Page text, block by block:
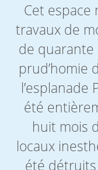
Cet espace
travaux de
de quarante
prud’homie
l’esplanade
été
huit mois
locaux
été